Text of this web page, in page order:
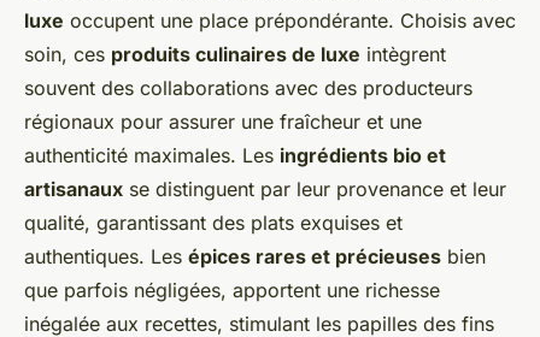
luxe occupent une place prépondérante. Choisis avec
soin, ces produits culinaires de luxe intègrent
souvent des collaborations avec des producteurs
régionaux pour assurer une fraîcheur et une
authenticité maximales. Les ingrédients bio et
artisanaux se distinguent par leur provenance et leur
qualité, garantissant des plats exquises et
authentiques. Les épices rares et précieuses bien
que parfois négligées, apportent une richesse
inégalée aux recettes, stimulant les papilles des fins